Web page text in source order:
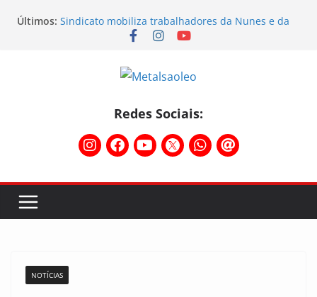
Últimos: Sindicato mobiliza trabalhadores da Nunes e da
planeja o futuro da região
Semana do STIMMMESL foi marcada por fortes
Conselho Diretivo da CNM/CUT debate indústria e
mobilização dos metalúrgicos
Physioclinic: parceira do Sindicato
Redes Sociais:
NOTÍCIAS